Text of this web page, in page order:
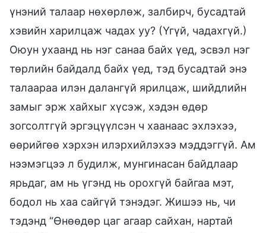
үнэний талаар нөхөрлөж, залбирч, бусадтай
хэвийн харилцаж чадах уу? (Үгүй, чадахгүй.)
Оюун ухаанд нь нэг санаа байх үед, эсвэл нэг
төрлийн байдалд байх үед, тэд бусадтай энэ
талаараа илэн далангүй ярилцаж, шийдлийн
замыг эрж хайхыг хүсэж, хэдэн өдөр
зогсолтгүй эргэцүүлсэн ч хаанаас эхлэхээ,
өөрийгөө хэрхэн илэрхийлэхээ мэддэггүй. Ам
нээмэгцээ л будилж, мунгинасан байдлаар
ярьдаг, ам нь үгэнд нь орохгүй байгаа мэт,
бодол нь хаа сайгүй тэнэдэг. Жишээ нь, чи
тэдэнд “Өнөөдөр цаг агаар сайхан, нартай